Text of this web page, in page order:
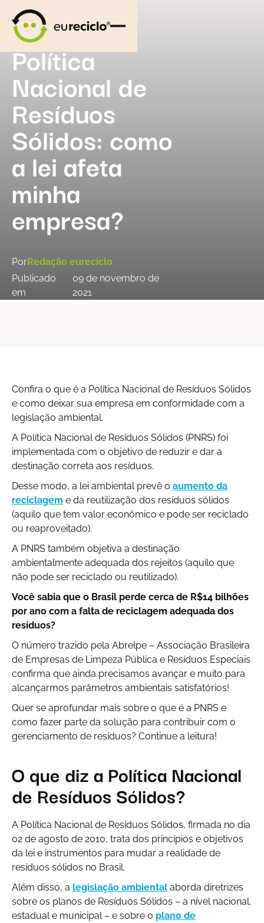
Política
Nacional de
Resíduos
Sólidos: como
a lei afeta
minha
empresa?
PorRedação eureciclo
Publicado
em
09 de novembro de
2021
Confira o que é a Política Nacional de Resíduos Sólidos
e como deixar sua empresa em conformidade com a
legislação ambiental.
A Política Nacional de Resíduos Sólidos (PNRS) foi
implementada com o objetivo de reduzir e dar a
destinação correta aos resíduos.
Desse modo, a lei ambiental prevê o aumento da
reciclagem e da reutilização dos resíduos sólidos
(aquilo que tem valor econômico e pode ser reciclado
ou reaproveitado).
A PNRS também objetiva a destinação
ambientalmente adequada dos rejeitos (aquilo que
não pode ser reciclado ou reutilizado).
Você sabia que o Brasil perde cerca de R$14 bilhões
por ano com a falta de reciclagem adequada dos
resíduos?
O número trazido pela Abrelpe – Associação Brasileira
de Empresas de Limpeza Pública e Resíduos Especiais
confirma que ainda precisamos avançar e muito para
alcançarmos parâmetros ambientais satisfatórios!
Quer se aprofundar mais sobre o que é a PNRS e
como fazer parte da solução para contribuir com o
gerenciamento de resíduos? Continue a leitura!
O que diz a Política Nacional
de Resíduos Sólidos?
A Política Nacional de Resíduos Sólidos, firmada no dia
02 de agosto de 2010, trata dos princípios e objetivos
da lei e instrumentos para mudar a realidade de
resíduos sólidos no Brasil.
Além disso, a legislação ambiental aborda diretrizes
sobre os planos de Resíduos Sólidos – a nível nacional,
estadual e municipal – e sobre o plano de